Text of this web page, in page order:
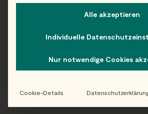
Folge uns auf Instagram!
Alle akzeptieren
Individuelle
Nur notwendige Cookies
Cookie-Details